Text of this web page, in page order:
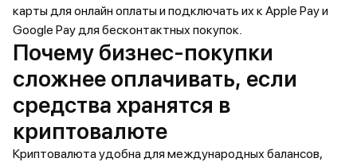
карты для онлайн оплаты и подключать их к Apple Pay и
Google Pay для бесконтактных покупок.
Почему бизнес-покупки
сложнее оплачивать, если
средства хранятся в
криптовалюте
Криптовалюта удобна для международных балансов,